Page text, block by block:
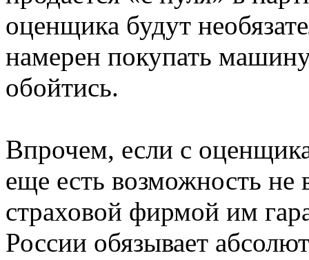
оценщика будут
намерен покупать
обойтись.
Впрочем, если с
еще есть возможность не
страховой фирмой им
России обязывает